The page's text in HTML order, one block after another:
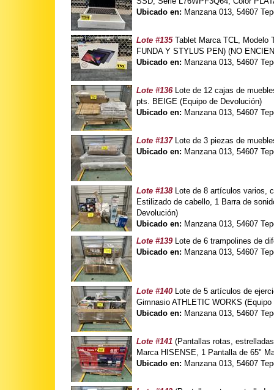
Ubicado en: Manzana 013, 54607
Lote #135Tablet Marca TCL, Modelo
FUNDA Y STYLUS PEN) (NO
Ubicado en: Manzana 013, 54607
Lote #136Lote de 12 cajas de
pts. BEIGE (Equipo de Devolución)
Ubicado en: Manzana 013, 54607
Lote #137Lote de 3 piezas de
Ubicado en: Manzana 013, 54607
Lote #138Lote de 8 artículos varios,
Estilizado de cabello, 1 Barra de
Devolución)
Ubicado en: Manzana 013, 54607
Lote #139Lote de 6 trampolines de
Ubicado en: Manzana 013, 54607
Lote #140 Lote de 5 artículos de
Gimnasio ATHLETIC WORKS
Ubicado en: Manzana 013, 54607
Lote #141 (Pantallas rotas,
Marca HISENSE, 1 Pantalla de 65"
Ubicado en: Manzana 013, 54607